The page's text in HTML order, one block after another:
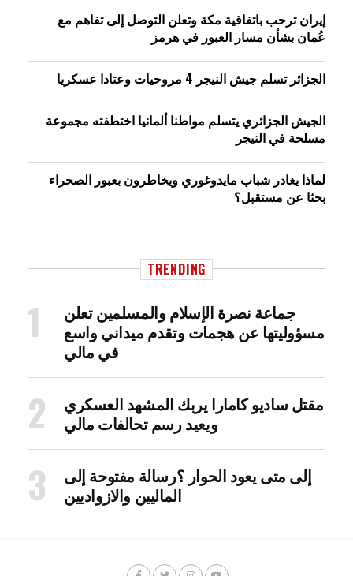
إيران ترحب باتفاقية مكة وتعلن التوصل إلى تفاهم مع
عُمان بشأن مسار العبور في هرمز
الجزائر تسلم جيش النيجر 4 مروحيات وعتادا عسكريا
الجيش الجزائري يتسلم مواطنا ألمانيا اختطفته مجموعة
مسلحة في النيجر
لماذا يغادر شباب مايدوغوري ويخاطرون بعبور الصحراء
بحثا عن مستقبل؟
TRENDING
جماعة نصرة الإسلام والمسلمين تعلن
مسؤوليتها عن هجمات وتقدم ميداني واسع
في مالي
مقتل ساديو كامارا يربك المشهد العسكري
ويعيد رسم تحالفات مالي
إلى متى يعود الحوار ؟رسالة مفتوحة إلى
الماليين والازواديين